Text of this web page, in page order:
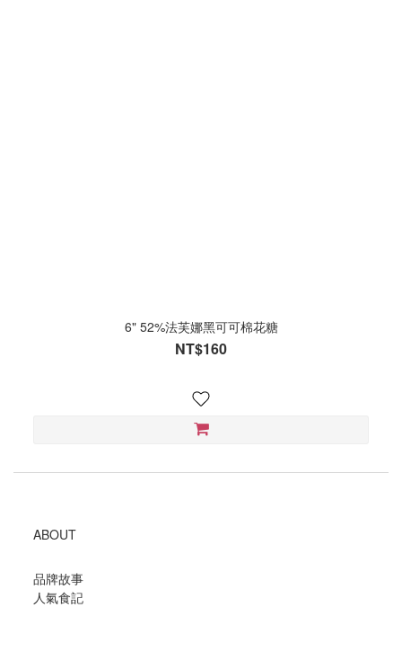
6" 52%法芙娜黑可可棉花糖
NT$160
ABOUT
品牌故事
人氣食記